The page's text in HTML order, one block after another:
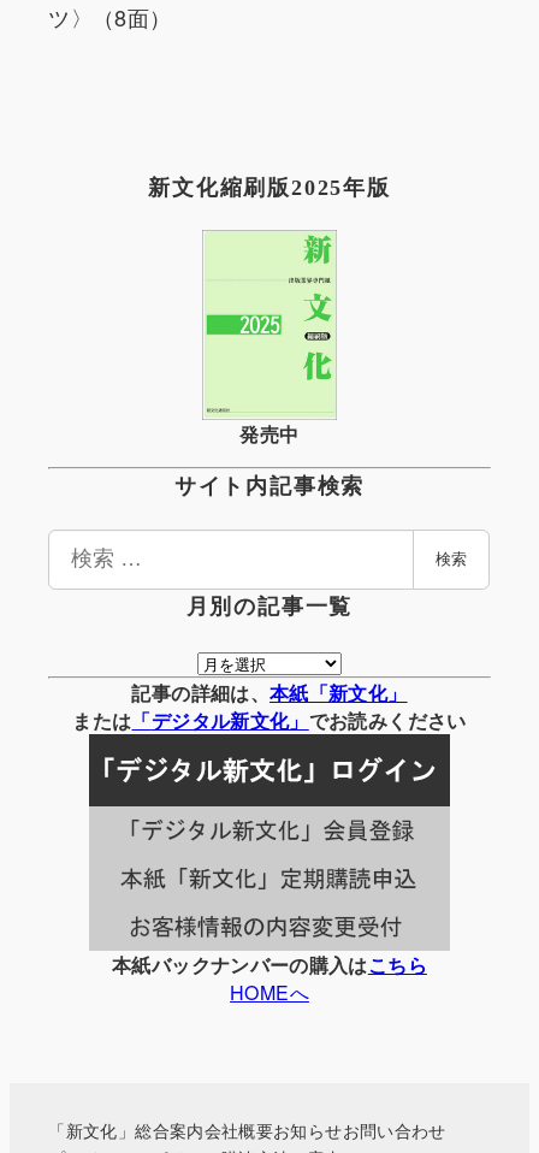
ツ〉（8面）
新文化縮刷版2025年版
発売中
サイト内記事検索
検
検索
月別の記事一覧
月
別
の
事
一
覧
記事の詳細は、 本紙「新文化」
または 「デジタル新文化」 でお読みください
本紙バックナンバーの購入はこちら
HOMEへ
「新文化」総合案内会社概要お知らせお問い合わせ